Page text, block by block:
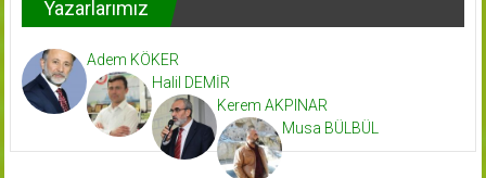
Yazarlarımız
Adem KÖKER
Halil DEMİR
Kerem AKPINAR
Musa BÜLBÜL